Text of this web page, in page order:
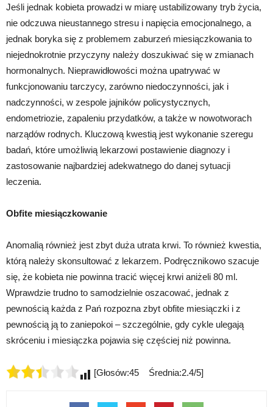
Jeśli jednak kobieta prowadzi w miarę ustabilizowany tryb życia,
nie odczuwa nieustannego stresu i napięcia emocjonalnego, a
jednak boryka się z problemem zaburzeń miesiączkowania to
niejednokrotnie przyczyny należy doszukiwać się w zmianach
hormonalnych. Nieprawidłowości można upatrywać w
funkcjonowaniu tarczycy, zarówno niedoczynności, jak i
nadczynności, w zespole jajników policystycznych,
endometriozie, zapaleniu przydatków, a także w nowotworach
narządów rodnych. Kluczową kwestią jest wykonanie szeregu
badań, które umożliwią lekarzowi postawienie diagnozy i
zastosowanie najbardziej adekwatnego do danej sytuacji
leczenia.
Obfite miesiączkowanie
Anomalią również jest zbyt duża utrata krwi. To również kwestia,
którą należy skonsultować z lekarzem. Podręcznikowo szacuje
się, że kobieta nie powinna tracić więcej krwi aniżeli 80 ml.
Wprawdzie trudno to samodzielnie oszacować, jednak z
pewnością każda z Pań rozpozna zbyt obfite miesiączki i z
pewnością ją to zaniepokoi – szczególnie, gdy cykle ulegają
skróceniu i miesiączka pojawia się częściej niż powinna.
[Głosów:45 Średnia:2.4/5]